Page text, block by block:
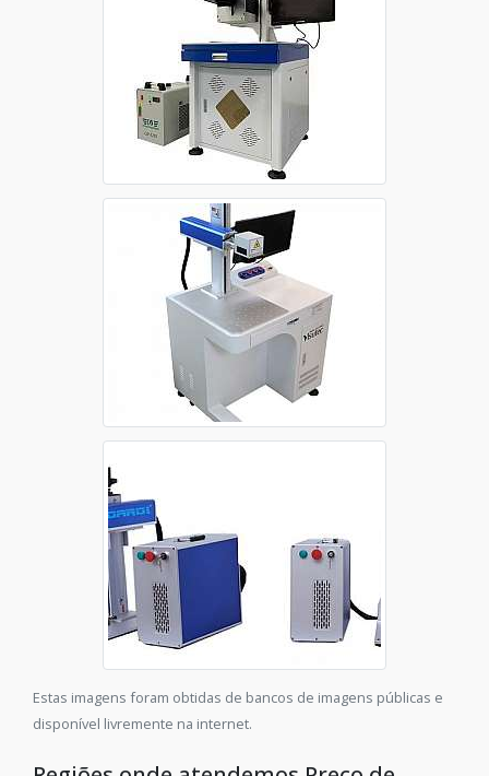
Estas imagens foram obtidas de bancos de imagens públicas e
disponível livremente na internet.